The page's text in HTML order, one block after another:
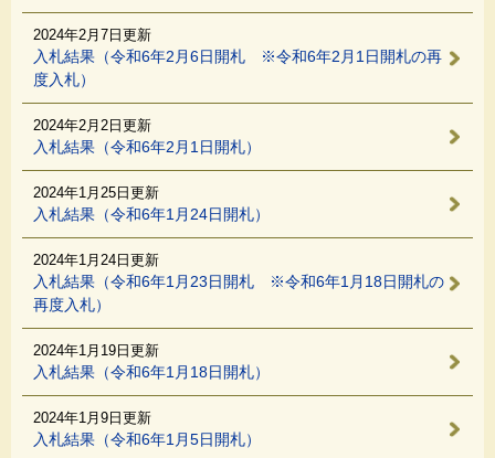
入札結果（令和6年2月6日開札 ※令和6年2月1日開札の再
度入札）
2024年2月7日更新
入札結果（令和6年2月1日開札）
2024年2月2日更新
入札結果（令和6年1月24日開札）
2024年1月25日更新
入札結果（令和6年1月23日開札 ※令和6年1月18日開札の
再度入札）
2024年1月24日更新
入札結果（令和6年1月18日開札）
2024年1月19日更新
入札結果（令和6年1月5日開札）
2024年1月9日更新